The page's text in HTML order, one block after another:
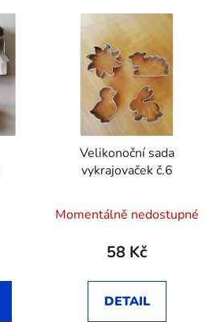
Velikonoční sada
vykrajovaček č.6
Momentálně nedostupné
58 Kč
DETAIL